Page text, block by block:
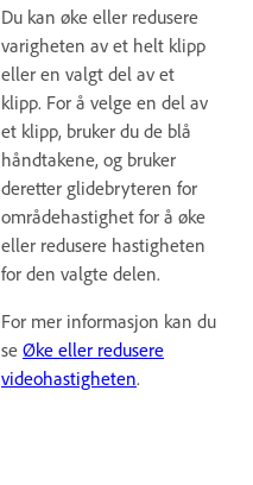
Du kan øke eller redusere
varigheten av et helt klipp
eller en valgt del av et
klipp. For å velge en del av
et klipp, bruker du de blå
håndtakene, og bruker
deretter glidebryteren for
områdehastighet for å øke
eller redusere hastigheten
for den valgte delen.
For mer informasjon kan du
se Øke eller redusere
videohastigheten.